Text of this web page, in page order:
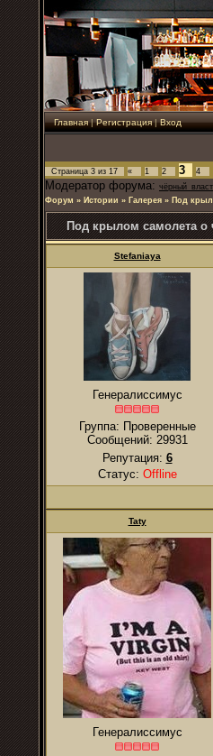
Главная|Регистрация|Вход
Страница 3 из 17 « 1 2 3 4
Модератор форума:
Форум » Истории » Галерея » Под
Под крылом самолета о
Stefaniaya
Генералиссимус
Группа: Проверенные
Сообщений: 29931
Репутация: 6
Статус: Offline
Taty
Генералиссимус